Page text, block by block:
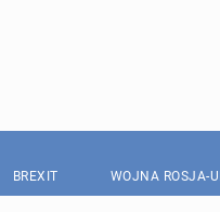
BREXIT WOJNA ROSJA-